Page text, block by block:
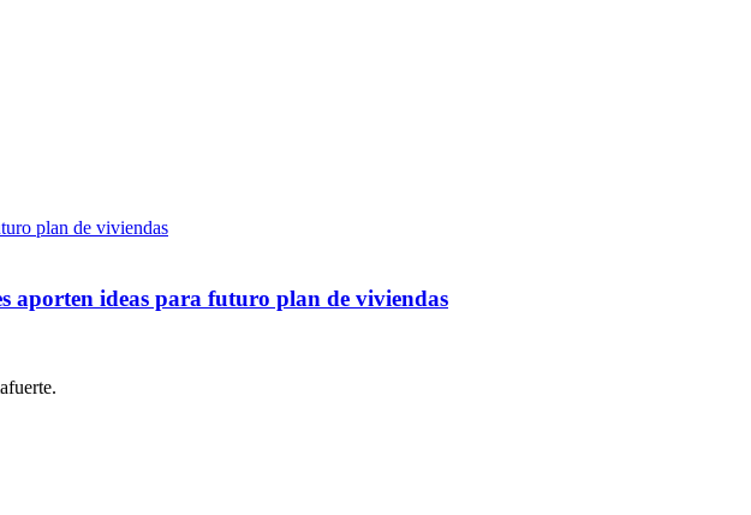
aporten ideas para futuro plan de viviendas